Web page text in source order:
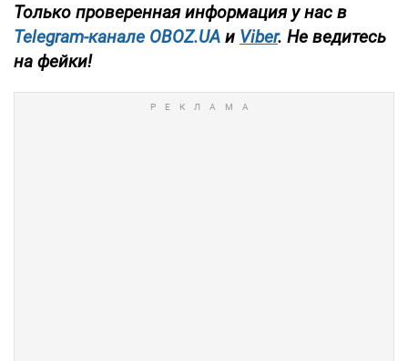
Только проверенная информация у нас в
Telegram-канале OBOZ.UA и Viber. Не ведитесь
на фейки!